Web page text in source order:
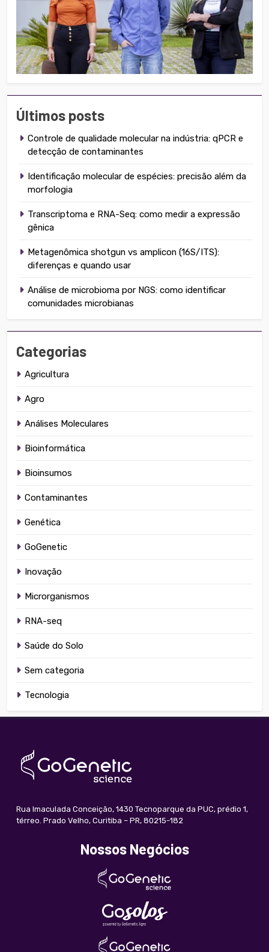
Últimos posts
Controle de qualidade molecular na indústria: qPCR e
detecção de contaminantes
Identificação molecular de espécies: precisão além da
morfologia
Transcriptoma e RNA-Seq: como medir a expressão
gênica
Metagenômica shotgun vs amplicon (16S/ITS):
diferenças e quando usar
Análise de microbioma por NGS: como identificar
comunidades microbianas
Categorias
Agricultura
Agro
Análises Moleculares
Bioinformática
Bioinsumos
Contaminantes
Genética
GoGenetic
Inovação
Microrganismos
RNA-seq
Saúde do Solo
Sem categoria
Tecnologia
Rua Imaculada Conceição, 1430 Tecnoparque da PUC, prédio 1,
térreo. Prado Velho, Curitiba – PR, 80215-182
Nossos Negócios